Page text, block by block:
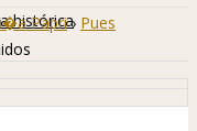
histórica
Papri › Pues